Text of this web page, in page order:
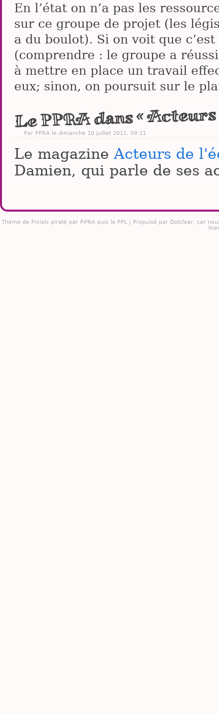
En l’état on n’a pas les
sur ce groupe de projet (les
a du boulot). Si on voit que
(comprendre : le groupe a
à mettre en place un travail
eux; sinon, on poursuit sur le
Le PPRA dans «
Par PPRA le dimanche 10 juillet 2011, 09:21
Le magazineActeurs de
Damien, qui parle de ses
Thème de Pixials piraté par PꝒRA puis le PPL | Propulsé par Dotclear, car